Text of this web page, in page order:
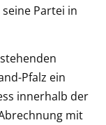
Partei in
Pfalz ein
innerhalb der
mit